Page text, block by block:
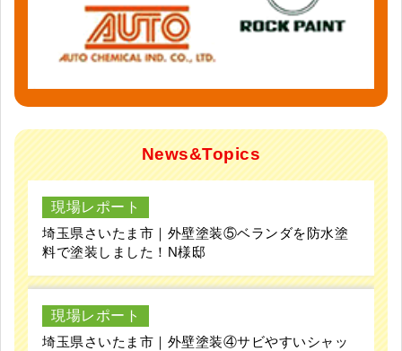
現場レポート
埼玉県さいたま市｜外壁塗装⑤ベランダを防水塗
現場レポート
埼玉県さいたま市｜外壁塗装④サビやすいシャッ
ターボックスを塗装しました！N様邸
現場レポート
埼玉県さいたま市｜外壁塗装③外壁に塗料を塗り
艶のある仕上がりに！N様邸